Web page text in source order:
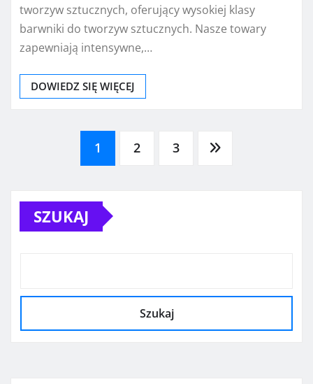
tworzyw sztucznych, oferujący wysokiej klasy
barwniki do tworzyw sztucznych. Nasze towary
zapewniają intensywne,…
DOWIEDZ SIĘ WIĘCEJ
Nawigacja
po
wpisach
1 2 3
SZUKAJ
Szukaj